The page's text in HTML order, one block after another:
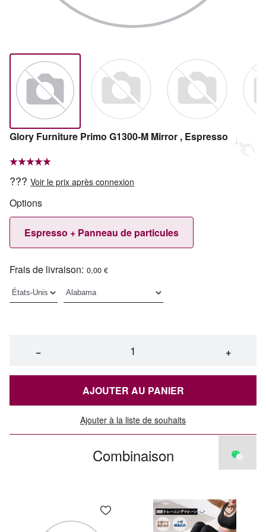
Glory Furniture Primo G1300-M Mirror , Espresso
??? Voir le prix après connexion
Options
Espresso + Panneau de particules
Frais de livraison: 0,00 €
− +
AJOUTER AU PANIER
Ajouter à la liste de souhaits
Combinaison